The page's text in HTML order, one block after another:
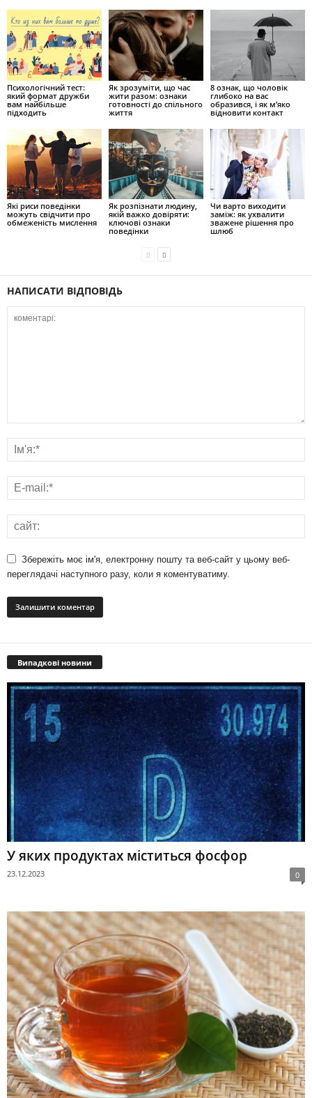
Психологічний тест:
який формат дружби
вам найбільше
підходить
Як зрозуміти, що час
жити разом: ознаки
готовності до спільного
життя
8 ознак, що чоловік
глибоко на вас
образився, і як м’яко
відновити контакт
Які риси поведінки
можуть свідчити про
обмеженість мислення
Як розпізнати людину,
якій важко довіряти:
ключові ознаки
поведінки
Чи варто виходити
заміж: як ухвалити
зважене рішення про
шлюб
НАПИСАТИ ВІДПОВІДЬ
Збережіть моє ім'я, електронну пошту та веб-сайт у цьому веб-
переглядачі наступного разу, коли я коментуватиму.
Випадкові новини
У яких продуктах міститься фосфор
23.12.2023 0